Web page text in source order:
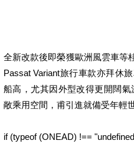
全新改款後即榮獲歐洲風雲車等
Passat Variant旅行車款亦拜休
船高，尤其因外型改得更開闊
敞乘用空間，甫引進就備受年輕
if (typeof (ONEAD) !==